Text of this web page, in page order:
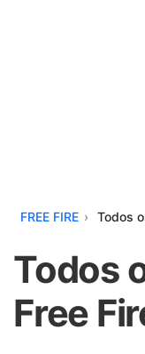
FREE FIRE Todos
Todos
Free